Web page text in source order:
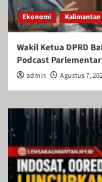
Ekonomi
Wakil Ketua DPRD
Podcast
admin Agustus 7,